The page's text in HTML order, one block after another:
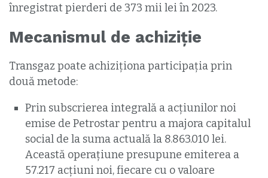
înregistrat pierderi de 373 mii lei în 2023.
Mecanismul de achiziție
Transgaz poate achiziționa participația prin
două metode:
Prin subscrierea integrală a acțiunilor noi
emise de Petrostar pentru a majora capitalul
social de la suma actuală la 8.863.010 lei.
Această operațiune presupune emiterea a
57.217 acțiuni noi, fiecare cu o valoare